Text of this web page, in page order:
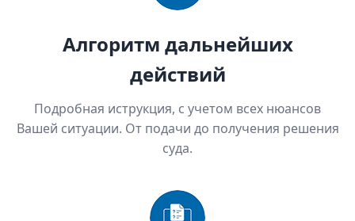
Алгоритм дальнейших
действий
Подробная иструкция, с учетом всех нюансов
Вашей ситуации. От подачи до получения решения
суда.